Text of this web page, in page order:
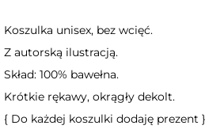
Koszulka unisex, bez wcięć.
Z autorską ilustracją.
Skład: 100% bawełna.
Krótkie rękawy, okrągły dekolt.
{ Do każdej koszulki dodaję prezent }